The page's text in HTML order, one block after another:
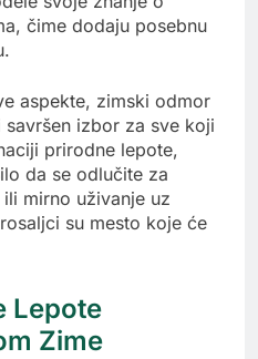
čime dodaju posebnu
aspekte, zimski odmor
izbor za sve koji
prirodne lepote,
da se odlučite za
mirno uživanje uz
su mesto koje će
Lepote
Zime